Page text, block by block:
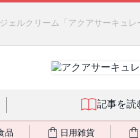
ェルクリーム「アクアサーキュ
記事を読
品 日用雑貨